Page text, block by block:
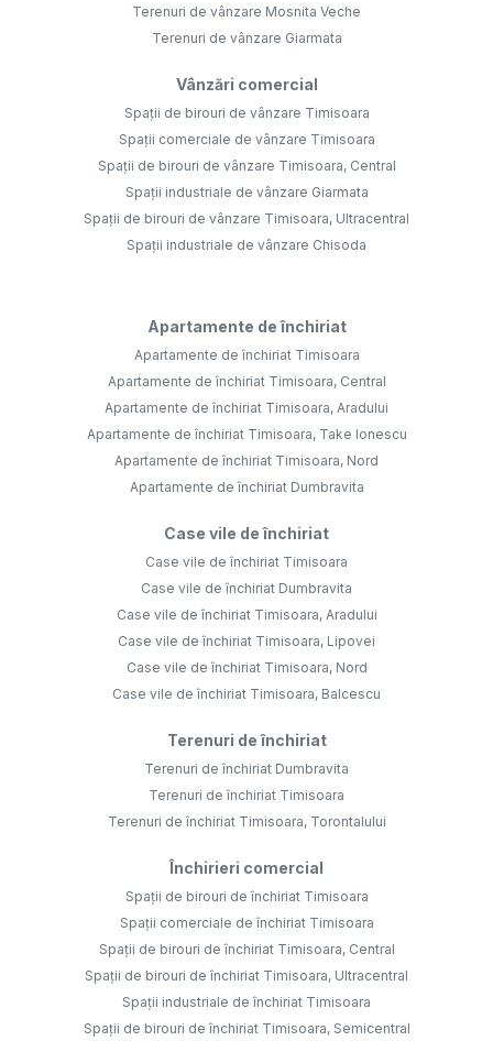
Terenuri de vânzare Mosnita Veche
Terenuri de vânzare Giarmata
Vânzări comercial
Spații de birouri de vânzare Timisoara
Spații comerciale de vânzare Timisoara
Spații de birouri de vânzare Timisoara, Central
Spații industriale de vânzare Giarmata
Spații de birouri de vânzare Timisoara, Ultracentral
Spații industriale de vânzare Chisoda
Apartamente de închiriat
Apartamente de închiriat Timisoara
Apartamente de închiriat Timisoara, Central
Apartamente de închiriat Timisoara, Aradului
Apartamente de închiriat Timisoara, Take Ionescu
Apartamente de închiriat Timisoara, Nord
Apartamente de închiriat Dumbravita
Case vile de închiriat
Case vile de închiriat Timisoara
Case vile de închiriat Dumbravita
Case vile de închiriat Timisoara, Aradului
Case vile de închiriat Timisoara, Lipovei
Case vile de închiriat Timisoara, Nord
Case vile de închiriat Timisoara, Balcescu
Terenuri de închiriat
Terenuri de închiriat Dumbravita
Terenuri de închiriat Timisoara
Terenuri de închiriat Timisoara, Torontalului
Închirieri comercial
Spații de birouri de închiriat Timisoara
Spații comerciale de închiriat Timisoara
Spații de birouri de închiriat Timisoara, Central
Spații de birouri de închiriat Timisoara, Ultracentral
Spații industriale de închiriat Timisoara
Spații de birouri de închiriat Timisoara, Semicentral